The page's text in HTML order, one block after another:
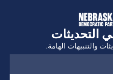
التحديثات
والتنبيهات الهامة.